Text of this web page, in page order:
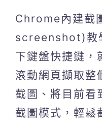
Chrome內建截
screenshot)教
下鍵盤快捷鍵
滾動網頁擷取整
截圖、將目前
截圖模式，輕鬆